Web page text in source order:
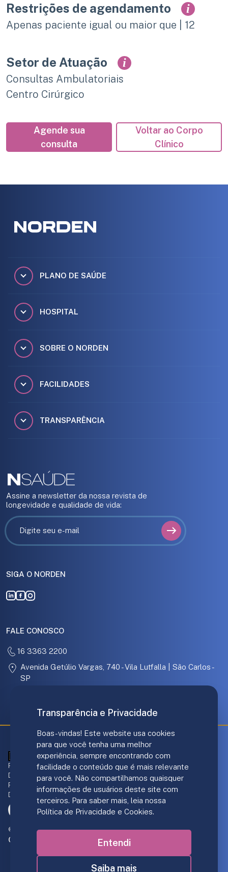
Restrições de agendamento i
Apenas paciente igual ou maior que | 12
Setor de Atuação i
Consultas Ambulatoriais
Centro Cirúrgico
Agende sua
consulta
Voltar ao Corpo
Clínico
PLANO DE SAÚDE
HOSPITAL
SOBRE O NORDEN
FACILIDADES
TRANSPARÊNCIA
Assine a newsletter da nossa revista de
longevidade e qualidade de vida:
SIGA O NORDEN
FALE CONOSCO
16 3363 2200
Avenida Getúlio Vargas, 740 - Vila Lutfalla | São Carlos -
SP
ANS - nº 421707
Responsável técnico Plano de Saúde:
Dr. André Luis Gomes - CRM/SP 139.237
Responsável Norden Hospital:
Dr. João F. DiGiacomo - CRM/SP 151.206
© 2019-2026 Personal Care Operadora de Saúde S/A.
Criação de sites
Transparência e Privacidade
Boas-vindas! Este website usa cookies
para que você tenha uma melhor
experiência, sempre encontrando com
facilidade o conteúdo que é mais relevante
para você. Não compartilhamos quaisquer
informações de usuários deste site com
terceiros. Para saber mais, leia nossa
Política de Privacidade e Cookies.
Entendi
Saiba mais